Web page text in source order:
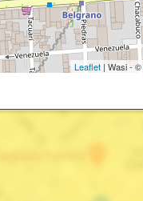
Leaflet| Wasi - ©